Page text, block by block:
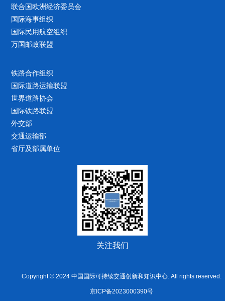
联合国欧洲经济委员会
国际海事组织
国际民用航空组织
万国邮政联盟
铁路合作组织
国际道路运输联盟
世界道路协会
国际铁路联盟
外交部
交通运输部
省厅及部属单位
关注我们
Copyright © 2024 中国国际可持续交通创新和知识中心. All rights reserved.
京ICP备2023000390号